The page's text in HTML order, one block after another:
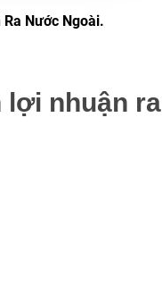
Nước Ngoài.
lợi nhuận ra